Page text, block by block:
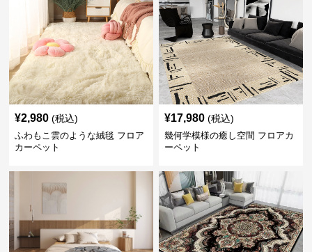
¥2,980 (税込)
ふわもこ雲のような絨毯 フロア
カーペット
¥17,980 (税込)
幾何学模様の癒し空間 フロアカ
ーペット